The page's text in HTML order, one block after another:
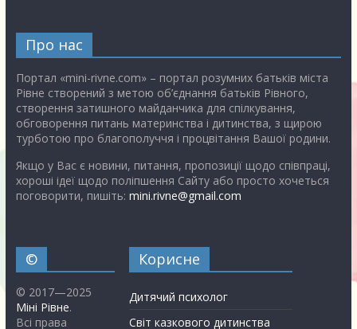
Про нас
Портал «mini-rivne.com» – портал розумних батьків міста
Рівне створений з метою об’єднання батьків Рівного,
створення затишного майданчика для спілкування,
обговорення питань материнства і дитинства, з щирою
турботою про благополуччя і процвітання Вашої родини.
Якщо у Вас є новини, питання, пропозиції щодо співпраці,
хороші ідеї щодо поліпшення Сайту або просто хочеться
поговорити, пишіть: mini.rivne@gmail.com
©
© 2017—2025
Міні Рівне.
Всі права
Корисне
Дитячий психолог
Світ казкового дитинства